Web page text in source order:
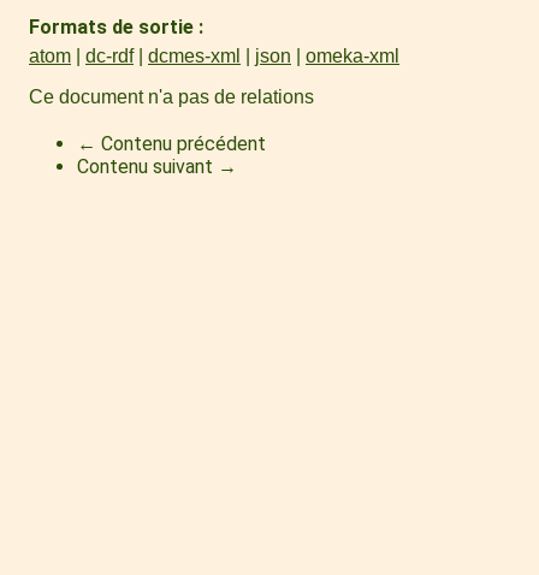
Formats de sortie
atom dc-rdf dcmes-xml json
omeka-xml
Ce document n'a pas de relations
← Contenu précédent
Contenu suivant →